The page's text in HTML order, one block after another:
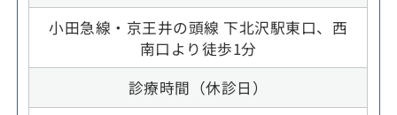
小田急線・京王井の頭線 下北沢駅東口、西
南口より徒歩1分
診療時間（休診日）